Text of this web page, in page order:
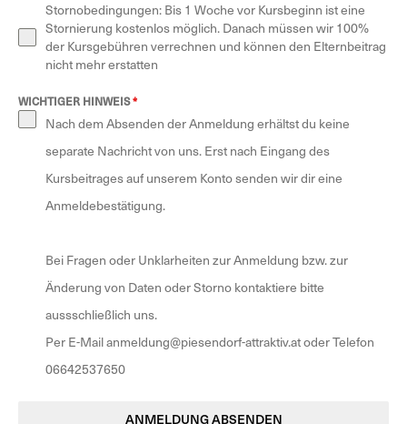
Stornobedingungen: Bis 1 Woche vor Kursbeginn ist eine
Stornierung kostenlos möglich. Danach müssen wir 100%
der Kursgebühren verrechnen und können den Elternbeitrag
nicht mehr erstatten
WICHTIGER HINWEIS*
Nach dem Absenden der Anmeldung erhältst du keine
separate Nachricht von uns. Erst nach Eingang des
Kursbeitrages auf unserem Konto senden wir dir eine
Anmeldebestätigung.
Bei Fragen oder Unklarheiten zur Anmeldung bzw. zur
Änderung von Daten oder Storno kontaktiere bitte
aussschließlich uns.
Per E-Mail anmeldung@piesendorf-attraktiv.at oder Telefon
06642537650
ANMELDUNG ABSENDEN